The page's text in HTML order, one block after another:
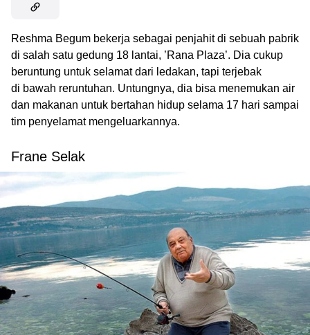
Reshma Begum bekerja sebagai penjahit di sebuah pabrik
di salah satu gedung 18 lantai, ’Rana Plaza’. Dia cukup
beruntung untuk selamat dari ledakan, tapi terjebak
di bawah reruntuhan. Untungnya, dia bisa menemukan air
dan makanan untuk bertahan hidup selama 17 hari sampai
tim penyelamat mengeluarkannya.
Frane Selak